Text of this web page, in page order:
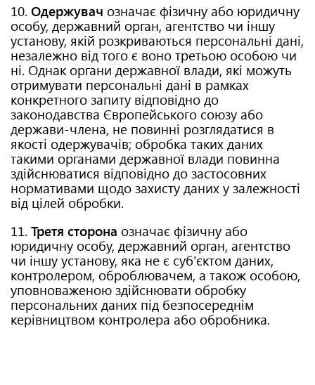
10. Одержувач означає фізичну або юридичну
особу, державний орган, агентство чи іншу
установу, якій розкриваються персональні дані,
незалежно від того є воно третьою особою чи
ні. Однак органи державної влади, які можуть
отримувати персональні дані в рамках
конкретного запиту відповідно до
законодавства Європейського союзу або
держави-члена, не повинні розглядатися в
якості одержувачів; обробка таких даних
такими органами державної влади повинна
здійснюватися відповідно до застосовних
нормативами щодо захисту даних у залежності
від цілей обробки.
11. Третя сторона означає фізичну або
юридичну особу, державний орган, агентство
чи іншу установу, яка не є суб'єктом даних,
контролером, оброблювачем, а також особою,
уповноваженою здійснювати обробку
персональних даних під безпосереднім
керівництвом контролера або обробника.